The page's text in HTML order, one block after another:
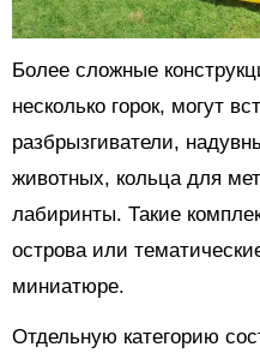
Более сложные
несколько горок, могут
разбрызгиватели,
животных, кольца для
лабиринты. Такие
острова или
миниатюре.
Отдельную категорию